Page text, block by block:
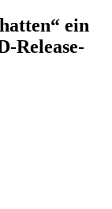
ein
Release-